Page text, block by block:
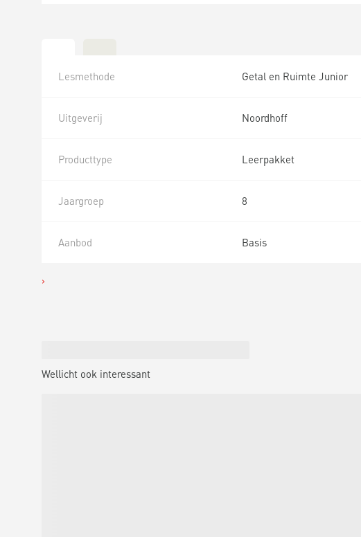
Lesmethode Getal en Ruimte Junior
Uitgeverij Noordhoff
Producttype Leerpakket
Jaargroep 8
Aanbod Basis
Wellicht ook interessant